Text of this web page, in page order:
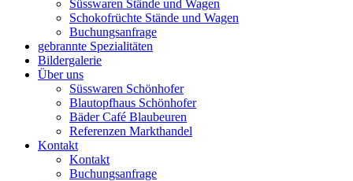
Süsswaren Stände und Wagen
Schokofrüchte Stände und Wagen
Buchungsanfrage
gebrannte Spezialitäten
Bildergalerie
Über uns
Süsswaren Schönhofer
Blautopfhaus Schönhofer
Bäder Café Blaubeuren
Referenzen Markthandel
Kontakt
Kontakt
Buchungsanfrage